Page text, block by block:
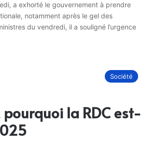
a exhorté le gouvernement à prendre
notamment après le gel des
du vendredi, il a souligné l’urgence
Société
la RDC est-